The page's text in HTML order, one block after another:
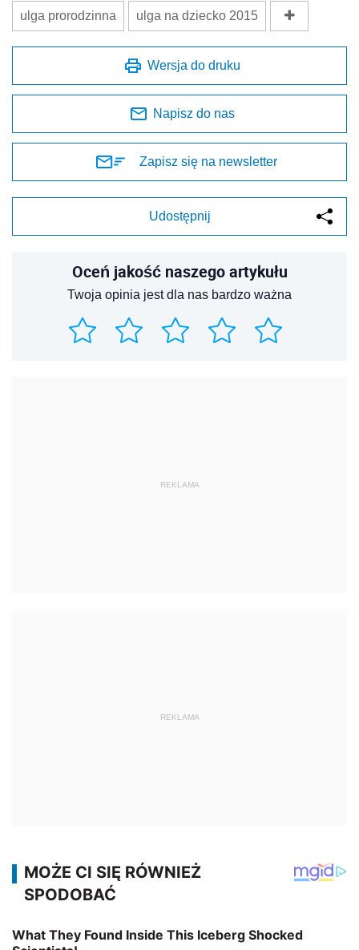
ulga prorodzinna ulga na dziecko 2015
Wersja do druku
Napisz do nas
Zapisz się na newsletter
Udostępnij
Oceń jakość naszego artykułu
Twoja opinia jest dla nas bardzo ważna
REKLAMA
REKLAMA